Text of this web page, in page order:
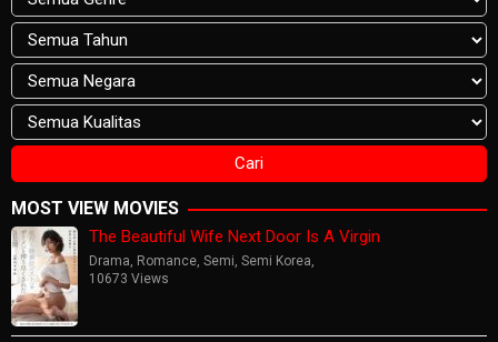
MOST VIEW MOVIES
The Beautiful Wife Next Door Is A Virgin
Drama, Romance, Semi, Semi Korea,
10673 Views